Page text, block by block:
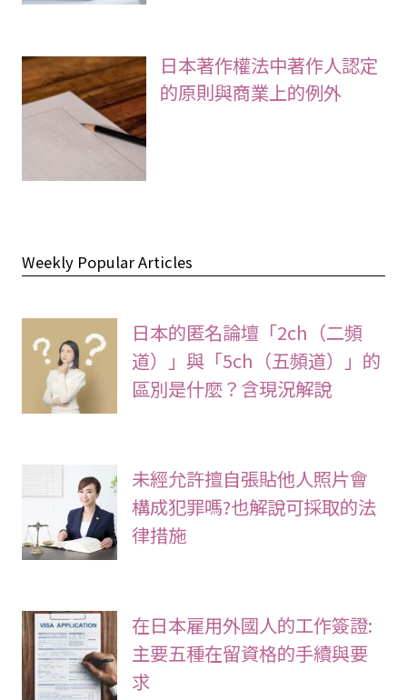
日本著作權法中著作人認定
的原則與商業上的例外
Weekly Popular Articles
日本的匿名論壇「2ch（二頻
道）」與「5ch（五頻道）」的
區別是什麼？含現況解說
未經允許擅自張貼他人照片會
構成犯罪嗎?也解說可採取的法
律措施
在日本雇用外國人的工作簽證:
主要五種在留資格的手續與要
求